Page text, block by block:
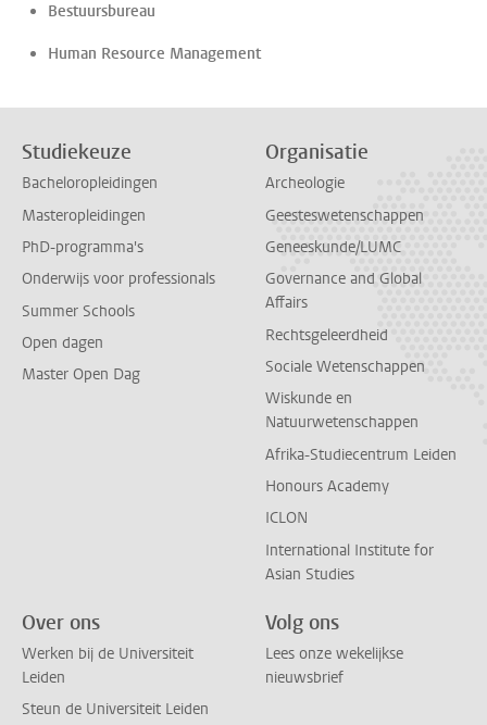
Bestuursbureau
Human Resource Management
Studiekeuze
Bacheloropleidingen
Masteropleidingen
PhD-programma's
Onderwijs voor professionals
Summer Schools
Open dagen
Master Open Dag
Organisatie
Archeologie
Geesteswetenschappen
Geneeskunde/LUMC
Governance and Global
Affairs
Rechtsgeleerdheid
Sociale Wetenschappen
Wiskunde en
Natuurwetenschappen
Afrika-Studiecentrum Leiden
Honours Academy
ICLON
International Institute for
Asian Studies
Over ons
Werken bij de Universiteit
Leiden
Steun de Universiteit Leiden
Volg ons
Lees onze wekelijkse
nieuwsbrief